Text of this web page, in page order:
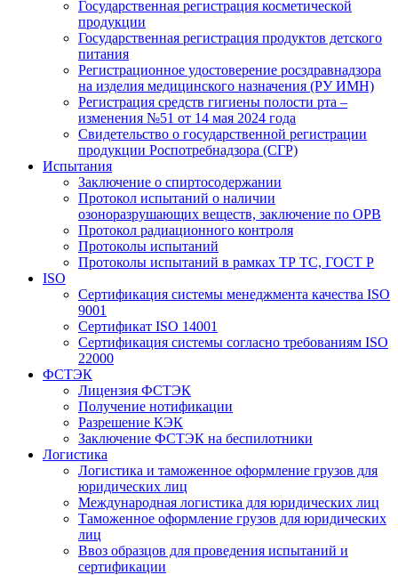
Государственная регистрация косметической
продукции
Государственная регистрация продуктов детского
питания
Регистрационное удостоверение росздравнадзора
на изделия медицинского назначения (РУ ИМН)
Регистрация средств гигиены полости рта –
изменения №51 от 14 мая 2024 года
Свидетельство о государственной регистрации
продукции Роспотребнадзора (СГР)
Испытания
Заключение о спиртосодержании
Протокол испытаний о наличии
озоноразрушающих веществ, заключение по ОРВ
Протокол радиационного контроля
Протоколы испытаний
Протоколы испытаний в рамках ТР ТС, ГОСТ Р
ISO
Сертификация системы менеджмента качества ISO
9001
Сертификат ISO 14001
Сертификация системы согласно требованиям ISO
22000
ФСТЭК
Лицензия ФСТЭК
Получение нотификации
Разрешение КЭК
Заключение ФСТЭК на беспилотники
Логистика
Логистика и таможенное оформление грузов для
юридических лиц
Международная логистика для юридических лиц
Таможенное оформление грузов для юридических
лиц
Ввоз образцов для проведения испытаний и
сертификации